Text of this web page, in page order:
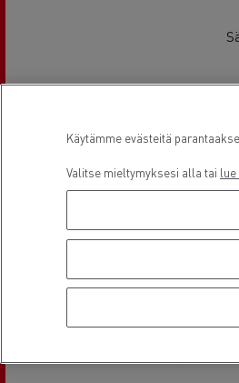
Käytämme evästeitä
Valitse mieltymyksesi alla tai lue